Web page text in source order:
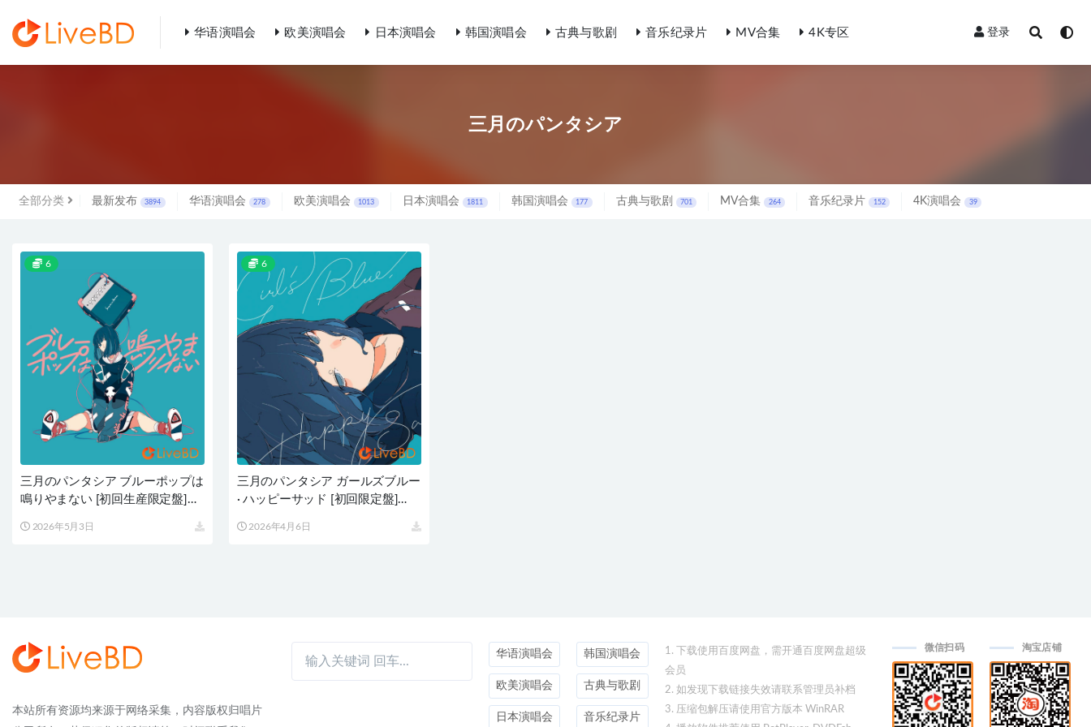
华语演唱会 欧美演唱会 日本演唱会 韩国演唱会 古典与歌剧 音乐纪录片 MV合集 4K专区 登录
三月のパンタシア
全部分类 最新发布 3894 华语演唱会 278 欧美演唱会 1013 日本演唱会 1811 韩国演唱会 177 古典与歌剧 701 MV合集 264 音乐纪录片 152 4K演唱会 39
6
三月のパンタシア ブルーポップは
鳴りやまない [初回生産限定盤]
2026年5月3日
6
三月のパンタシア ガールズブルー
· ハッピーサッド [初回限定盤]
2026年4月6日
本站所有资源均来源于网络采集，内容版权归唱片
华语演唱会
欧美演唱会
日本演唱会
韩国演唱会
古典与歌剧
音乐纪录片
1. 下载使用百度网盘，需开通百度网盘超级
会员
2. 如发现下载链接失效请联系管理员补档
3. 压缩包解压请使用官方版本 WinRAR
微信扫码 淘宝店铺